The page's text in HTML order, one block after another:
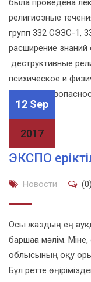
была проведена
религиозные
групп 332 СЭЗС-1,
расширение знаний
деструктивные
психическое и
условия
12 Sep
2017
ЭКСПО
Новости (0)
Осы жаздың ең
баршаға мәлім.
облысының оқу
Бұл ретте